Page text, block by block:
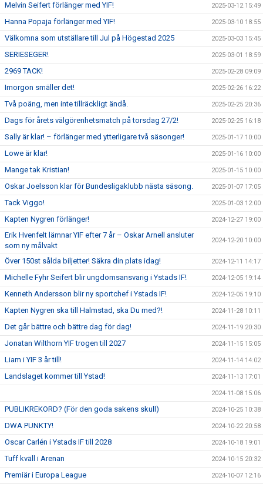
Melvin Seifert förlänger med YIF! 2025-03-12 15:49
Hanna Popaja förlänger med YIF! 2025-03-10 18:55
Välkomna som utställare till Jul på Högestad 2025 2025-03-03 15:45
SERIESEGER! 2025-03-01 18:59
2969 TACK! 2025-02-28 09:09
Imorgon smäller det! 2025-02-26 16:22
Två poäng, men inte tillräckligt ändå. 2025-02-25 20:36
Dags för årets välgörenhetsmatch på torsdag 27/2! 2025-02-25 16:18
Sally är klar! – förlänger med ytterligare två säsonger! 2025-01-17 10:00
Lowe är klar! 2025-01-16 10:00
Mange tak Kristian! 2025-01-15 10:00
Oskar Joelsson klar för Bundesligaklubb nästa säsong. 2025-01-07 17:05
Tack Viggo! 2025-01-03 12:00
Kapten Nygren förlänger! 2024-12-27 19:00
Erik Hvenfelt lämnar YIF efter 7 år – Oskar Arnell ansluter
som ny målvakt
2024-12-20 10:00
Över 150st sålda biljetter! Säkra din plats idag! 2024-12-11 14:17
Michelle Fyhr Seifert blir ungdomsansvarig i Ystads IF! 2024-12-05 19:14
Kenneth Andersson blir ny sportchef i Ystads IF! 2024-12-05 19:10
Kapten Nygren ska till Halmstad, ska Du med?! 2024-11-28 10:11
Det går bättre och bättre dag för dag! 2024-11-19 20:30
Jonatan Wilthorn YIF trogen till 2027 2024-11-15 15:05
Liam i YIF 3 år till! 2024-11-14 14:02
Landslaget kommer till Ystad! 2024-11-13 17:01
2024-11-08 15:06
PUBLIKREKORD? (För den goda sakens skull) 2024-10-25 10:38
DWA PUNKTY! 2024-10-22 20:58
Oscar Carlén i Ystads IF till 2028 2024-10-18 19:01
Tuff kväll i Arenan 2024-10-15 20:32
Premiär i Europa League 2024-10-07 12:16